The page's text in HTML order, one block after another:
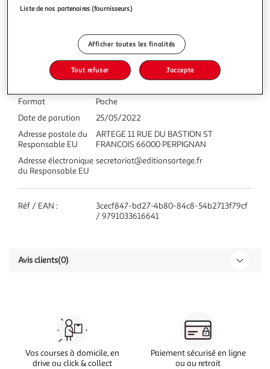
Format
Poche
Date de parution
25/05/2022
Adresse postale du
Responsable EU
ARTEGE 11 RUE DU BASTION ST
FRANCOIS 66000 PERPIGNAN
Adresse électronique
du Responsable EU
secretariat@editionsartege.fr
Réf / EAN :
3cecf847-bd27-4b80-84c8-54b2713f79cf
/ 9791033616641
Avis clients(0)
Vos courses à domicile, en
drive ou click & collect
Paiement sécurisé en ligne
ou au retrait
Liste de nos partenaires (fournisseurs)
Afficher toutes les finalités
Tout refuser J'accepte